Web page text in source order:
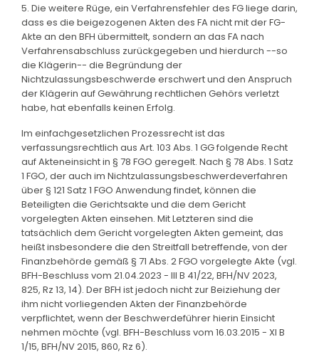
5. Die weitere Rüge, ein Verfahrensfehler des FG liege darin,
dass es die beigezogenen Akten des FA nicht mit der FG-
Akte an den BFH übermittelt, sondern an das FA nach
Verfahrensabschluss zurückgegeben und hierdurch --so
die Klägerin-- die Begründung der
Nichtzulassungsbeschwerde erschwert und den Anspruch
der Klägerin auf Gewährung rechtlichen Gehörs verletzt
habe, hat ebenfalls keinen Erfolg.
Im einfachgesetzlichen Prozessrecht ist das
verfassungsrechtlich aus Art. 103 Abs. 1 GG folgende Recht
auf Akteneinsicht in § 78 FGO geregelt. Nach § 78 Abs. 1 Satz
1 FGO, der auch im Nichtzulassungsbeschwerdeverfahren
über § 121 Satz 1 FGO Anwendung findet, können die
Beteiligten die Gerichtsakte und die dem Gericht
vorgelegten Akten einsehen. Mit Letzteren sind die
tatsächlich dem Gericht vorgelegten Akten gemeint, das
heißt insbesondere die den Streitfall betreffende, von der
Finanzbehörde gemäß § 71 Abs. 2 FGO vorgelegte Akte (vgl.
BFH-Beschluss vom 21.04.2023 - III B 41/22, BFH/NV 2023,
825, Rz 13, 14). Der BFH ist jedoch nicht zur Beiziehung der
ihm nicht vorliegenden Akten der Finanzbehörde
verpflichtet, wenn der Beschwerdeführer hierin Einsicht
nehmen möchte (vgl. BFH-Beschluss vom 16.03.2015 - XI B
1/15, BFH/NV 2015, 860, Rz 6).